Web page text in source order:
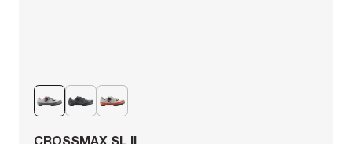
CROSSMAX SL II